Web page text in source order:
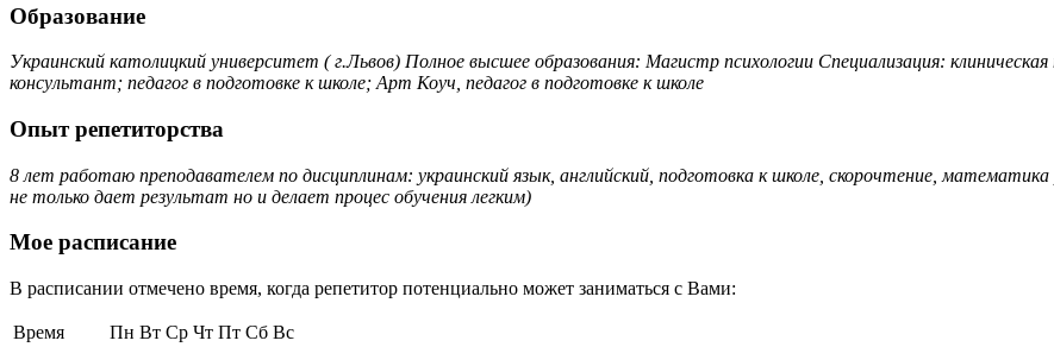
Образование
Украинский католицкий университет ( г.Львов) Полное высшее образования: Магистр психологии Специализация:
консультант; педагог в подготовке к школе; Арт Коуч, педагог в подготовке к школе
Опыт репетиторства
8 лет работаю преподавателем по дисциплинам: украинский язык, английский, подготовка к школе, скорочтение,
не только дает результат но и делает процес обучения легким)
Мое расписание
В расписании отмечено время, когда репетитор потенциально может заниматься с Вами:
Время Пн Вт Ср Чт Пт Сб Вс